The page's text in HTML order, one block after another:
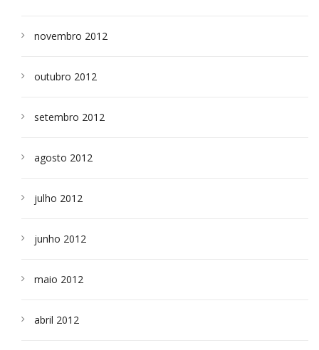
novembro 2012
outubro 2012
setembro 2012
agosto 2012
julho 2012
junho 2012
maio 2012
abril 2012